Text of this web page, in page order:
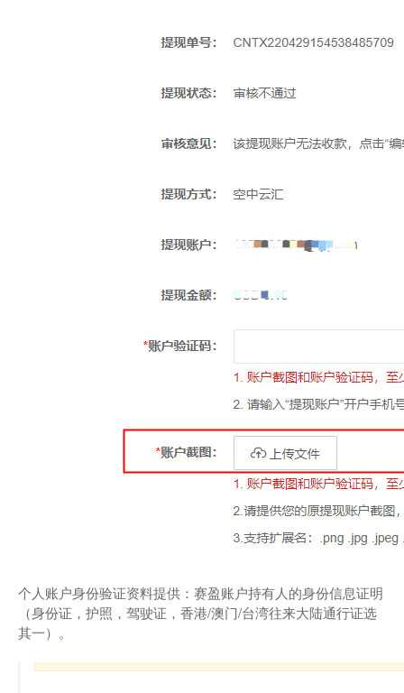
个人账户身份验证资料提供：赛盈账户持有人的身份信息证明
（身份证，护照，驾驶证，香港/澳门/台湾往来大陆通行证选
其一）。